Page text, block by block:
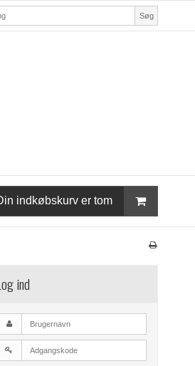
Søg
indkøbskurv er tom
ind